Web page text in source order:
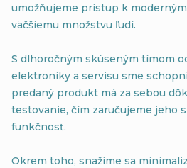
umožňujeme prístup k
väčšiemu množstvu ľudí.
S dlhoročným skúseným tímom
elektroniky a servisu sme
predaný produkt má za sebou
testovanie, čím zaručujeme jeho
funkčnosť.
Okrem toho, snažíme sa